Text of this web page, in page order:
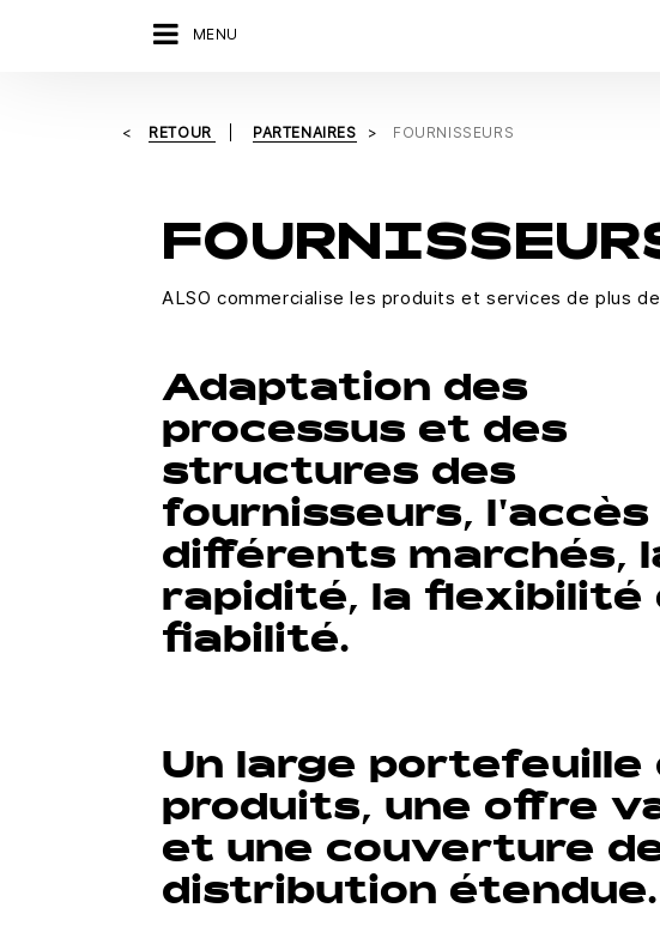
MENU
RETOUR PARTENAIRES FOURNISSEURS
ALSO commercialise les produits et services de plus
Adaptation des
processus et des
structures des
fournisseurs, l'accès
différents marchés,
rapidité, la flexibilité
fiabilité.
Un large portefeuille
produits, une offre
et une couverture
distribution étendue.